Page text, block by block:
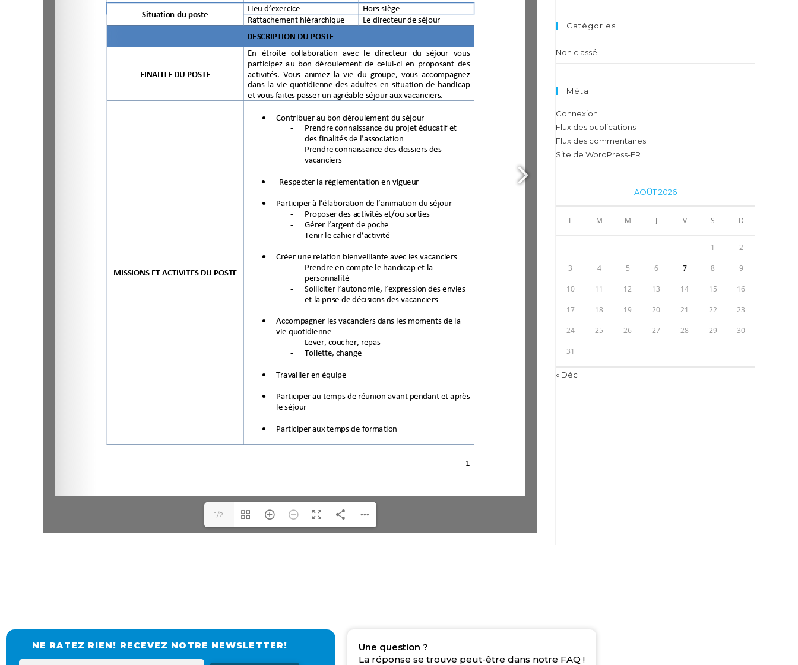
1/2
Catégories
Non classé
Méta
Connexion
Flux des publications
Flux des commentaires
Site de WordPress-FR
AOÛT 2026
L M M J V S D
1 2
3 4 5 6 7 8 9
10 11 12 13 14 15 16
17 18 19 20 21 22 23
24 25 26 27 28 29 30
31
« Déc
NE RATEZ RIEN! RECEVEZ NOTRE NEWSLETTER!
Une question ?
La réponse se trouve peut-être dans notre FAQ !